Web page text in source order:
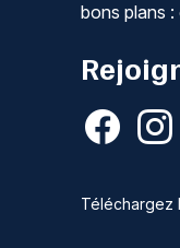
bons plans
Téléchargez